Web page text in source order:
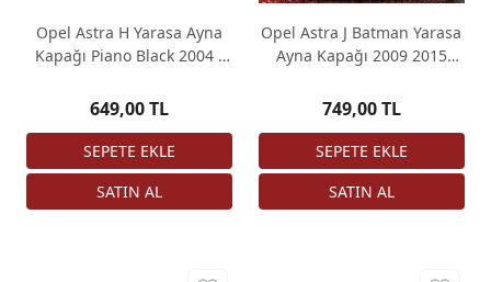
Opel Astra H Yarasa Ayna
Kapağı Piano Black 2004 -
649,00 TL
Opel Astra J Batman Yarasa
Ayna Kapağı 2009 2015
749,00 TL